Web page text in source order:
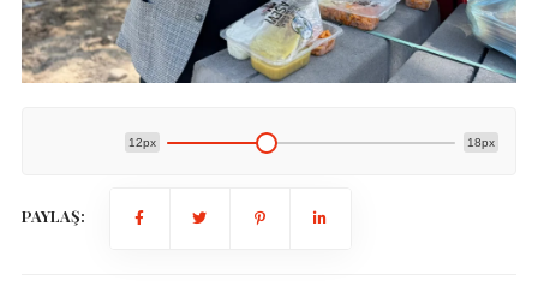
12px 18px
PAYLAŞ: